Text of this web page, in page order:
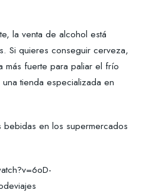
la venta de alcohol está
Si quieres conseguir cerveza,
más fuerte para paliar el frío
tienda especializada en
bebidas en los supermercados